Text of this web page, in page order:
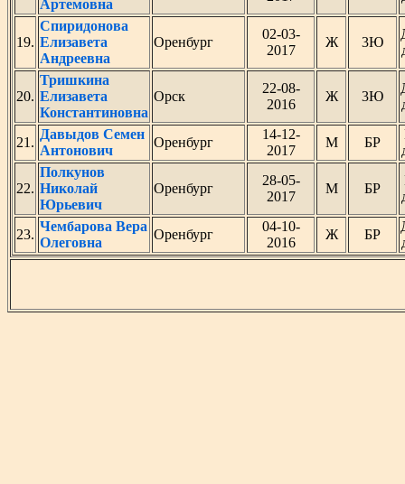
Артемовна
19.
Спиридонова
Елизавета
Андреевна
Оренбург
02-03-
2017
Ж 3Ю
20.
Тришкина
Елизавета
Константиновна
Орск
22-08-
2016
Ж 3Ю
21.
Давыдов Семен
Антонович
Оренбург
14-12-
2017
М БР
22.
Полкунов
Николай
Юрьевич
Оренбург
28-05-
2017
М БР
23.
Чембарова Вера
Олеговна
Оренбург
04-10-
2016
Ж БР